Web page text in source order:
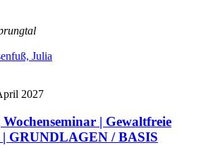
Julia
2027
| Gewaltfreie
GRUNDLAGEN / BASIS